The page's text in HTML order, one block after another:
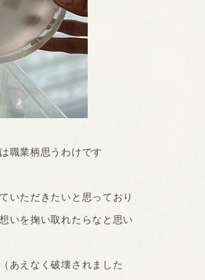
職業柄思うわけです
いただきたいと思っており
いを掬い取れたらなと思い
あえなく破壊されました